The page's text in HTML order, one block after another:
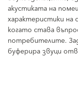
акустиката на
характеристики на
когато става
потребителите.
буферира звуци